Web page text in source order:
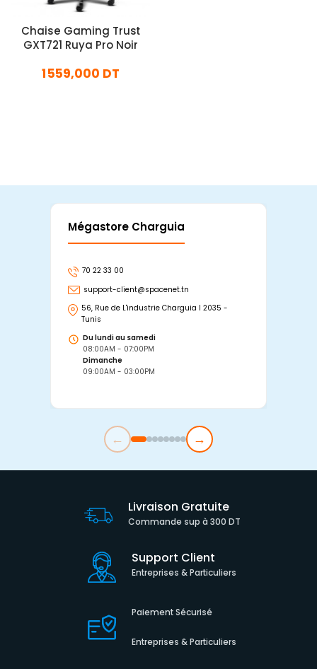
Chaise Gaming Trust
GXT721 Ruya Pro Noir
1 559,000 DT
Mégastore Charguia
70 22 33 00
support-client@spacenet.tn
56, Rue de L'industrie Charguia I 2035 -
Tunis
Du lundi au samedi
08:00AM - 07:00PM
Dimanche
09:00AM - 03:00PM
← →
Livraison Gratuite
Commande sup à 300 DT
Support Client
Entreprises & Particuliers
Paiement Sécurisé
Entreprises & Particuliers